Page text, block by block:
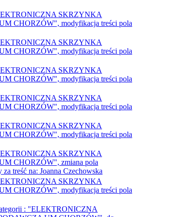
SKRZYNKA
CHORZÓW", modyfikacja treści pola
SKRZYNKA
CHORZÓW", modyfikacja treści pola
SKRZYNKA
CHORZÓW", modyfikacja treści pola
SKRZYNKA
CHORZÓW", modyfikacja treści pola
SKRZYNKA
CHORZÓW", modyfikacja treści pola
SKRZYNKA
CHORZÓW", zmiana pola
treść na: Joanna Czechowska
SKRZYNKA
CHORZÓW", modyfikacja treści pola
: "ELEKTRONICZNA